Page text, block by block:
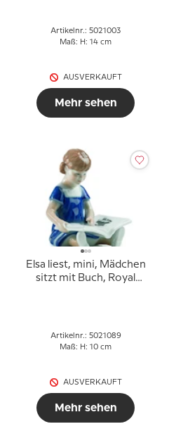
Artikelnr.: 5021003
Maß: H: 14 cm
AUSVERKAUFT
Mehr sehen
Elsa liest, mini, Mädchen
sitzt mit Buch, Royal
Artikelnr.: 5021089
Maß: H: 10 cm
AUSVERKAUFT
Mehr sehen